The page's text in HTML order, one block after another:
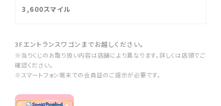
3,600スマイル
3Fエントランスワゴンまでお越しください。
※当りくじのお取り扱い内容は店舗により異なります。詳しくは店頭でご
確認ください。
※スマートフォン端末での会員証のご提示が必要です。